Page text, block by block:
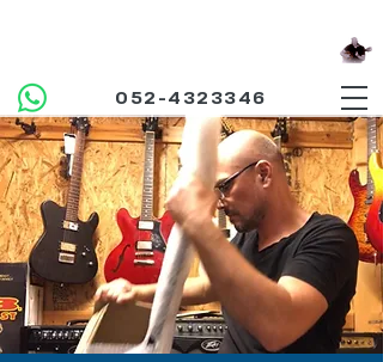
052-4323346